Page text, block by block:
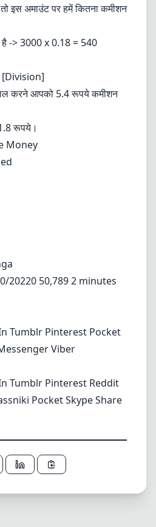
इस अमाउंट पर हमें कितना कमीशन
-> 3000 x 0.18 = 540
[Division]
करने आपको 5.4 रूपये कमीशन
रूपये।
Money
20220 50,789 2 minutes
Tumblr Pinterest Pocket
Viber
Tumblr Pinterest Reddit
PocketSkypeShare